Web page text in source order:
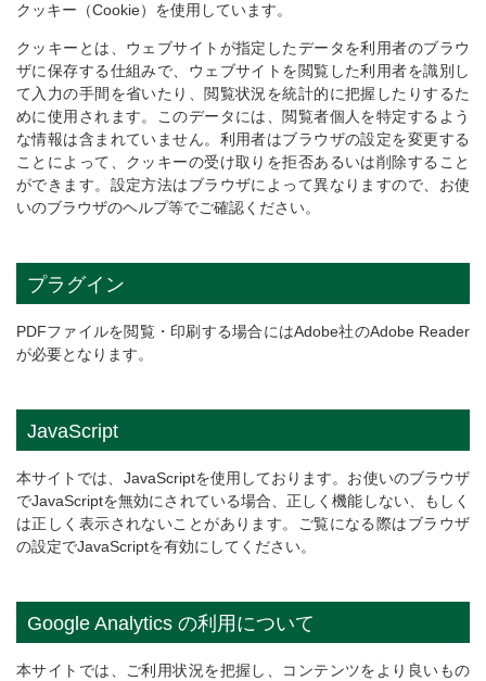
クッキー（Cookie）を使用しています。
クッキーとは、ウェブサイトが指定したデータを利用者のブラウ
ザに保存する仕組みで、ウェブサイトを閲覧した利用者を識別し
て入力の手間を省いたり、閲覧状況を統計的に把握したりするた
めに使用されます。このデータには、閲覧者個人を特定するよう
な情報は含まれていません。利用者はブラウザの設定を変更する
ことによって、クッキーの受け取りを拒否あるいは削除すること
ができます。設定方法はブラウザによって異なりますので、お使
いのブラウザのヘルプ等でご確認ください。
プラグイン
PDFファイルを閲覧・印刷する場合にはAdobe社のAdobe Reader
が必要となります。
JavaScript
本サイトでは、JavaScriptを使用しております。お使いのブラウザ
でJavaScriptを無効にされている場合、正しく機能しない、もしく
は正しく表示されないことがあります。ご覧になる際はブラウザ
の設定でJavaScriptを有効にしてください。
Google Analytics の利用について
本サイトでは、ご利用状況を把握し、コンテンツをより良いもの